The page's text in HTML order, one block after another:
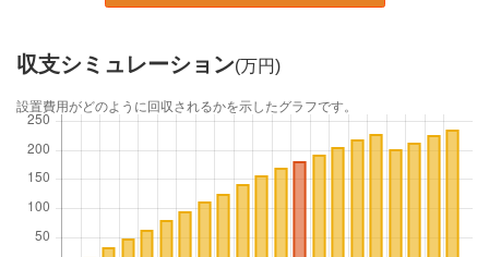
収支シミュレーション(万円)
設置費用がどのように回収されるかを示したグラフです。